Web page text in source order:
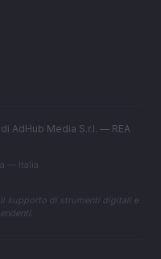
AdHub Media S.r.l. — REA
— Italia
supporto di strumenti digitali e